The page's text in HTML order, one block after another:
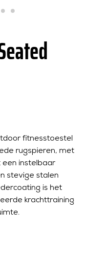
fitnesstoestel
rugspieren, met
een instelbaar
stevige stalen
is het
krachttraining